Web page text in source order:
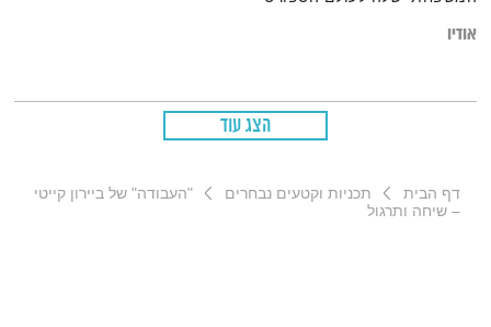
אודיו
הצג עוד
דף הבית תכניות וקטעים נבחרים
"העבודה" של ביירון קייטי
– שיחה ותרגול